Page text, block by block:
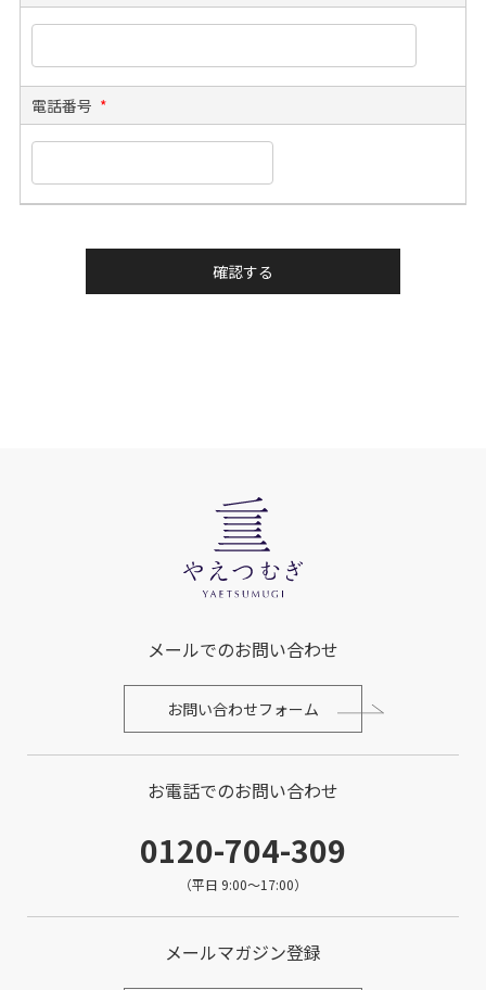
電話番号 *
確認する
メールでのお問い合わせ
お問い合わせフォーム
お電話でのお問い合わせ
0120-704-309
（平日 9:00～17:00）
メールマガジン登録